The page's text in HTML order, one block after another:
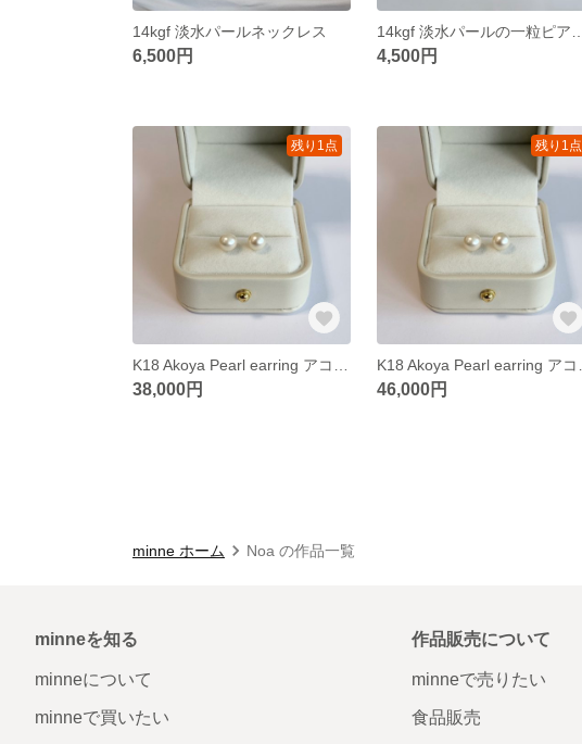
14kgf 淡水パールネックレス
6,500円 4,500円
残り1点
38,000円
残り1点
46,000円
minne ホーム Noa の作品一覧
minneを知る
minneについて
minneで買いたい
作品販売について
minneで売りたい
食品販売